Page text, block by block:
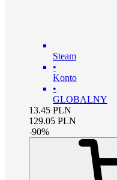
Steam
•
Konto
•
GLOBALNY
13.45 PLN
129.05 PLN
-90%